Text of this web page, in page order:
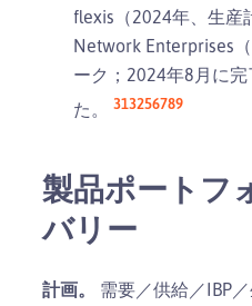
flexis（2024年、生産
Network Enterprises
ーク；2024年8月に
た。 313256789
製品ポートフ
バリー
計画。
需要／供給／IBP